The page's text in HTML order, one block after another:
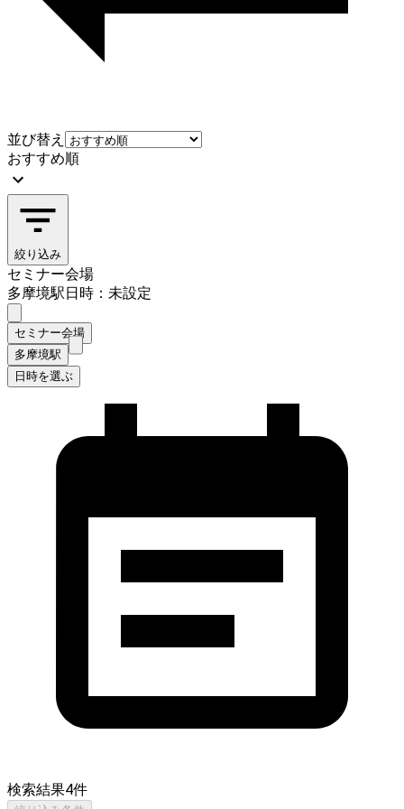
並び替え
おすすめ順
絞り込み
セミナー会場
多摩境駅日時：未設定
セミナー会場
多摩境駅
日時を選ぶ
検索結果4件